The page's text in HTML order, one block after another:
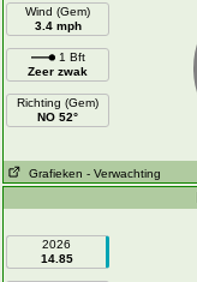
Wind (Gem)
3.4 mph
1 Bft
Zeer zwak
Richting (Gem)
NO 52°
Grafieken - Verwachting
2026
14.85